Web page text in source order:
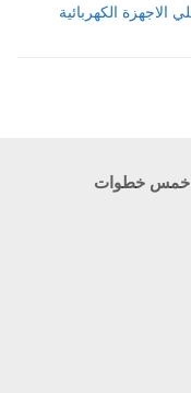
في عيد الأم علي الاجهزة الكهربائية